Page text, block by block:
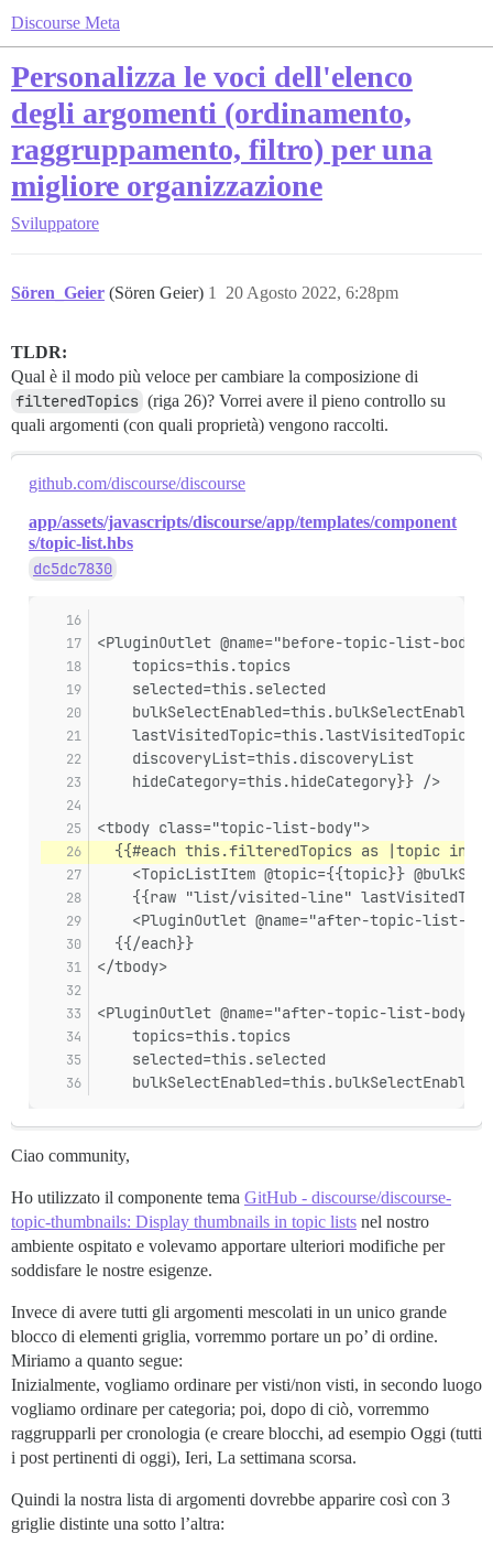
Discourse Meta
Personalizza le voci dell'elenco
degli argomenti (ordinamento,
raggruppamento, filtro) per una
migliore organizzazione
Sviluppatore
Sören_Geier (Sören Geier) 20 Agosto 2022, 6:28pm
1
TLDR:
Qual è il modo più veloce per cambiare la composizione di
filteredTopics (riga 26)? Vorrei avere il pieno controllo su
quali argomenti (con quali proprietà) vengono raccolti.
github.com/discourse/discourse
app/assets/javascripts/discourse/app/templates/component
s/topic-list.hbs
dc5dc7830
<PluginOutlet @name="before-topic-list-body"
    topics=this.topics
    selected=this.selected
    bulkSelectEnabled=this.bulkSelectEnabled
    lastVisitedTopic=this.lastVisitedTopic
    discoveryList=this.discoveryList
    hideCategory=this.hideCategory}} />
<tbody class="topic-list-body">
{{#each this.filteredTopics as |topic
<TopicListItem @topic={{topic}}
{{raw "list/visited-line"
<PluginOutlet @name="after-topic-list-
  {{/each}}
</tbody>
<PluginOutlet @name="after-topic-list-body"
    topics=this.topics
    selected=this.selected
    bulkSelectEnabled=this.bulkSelectEnabled
Ciao community,
Ho utilizzato il componente tema GitHub - discourse/discourse-
topic-thumbnails: Display thumbnails in topic lists nel nostro
ambiente ospitato e volevamo apportare ulteriori modifiche per
soddisfare le nostre esigenze.
Invece di avere tutti gli argomenti mescolati in un unico grande
blocco di elementi griglia, vorremmo portare un po’ di ordine.
Miriamo a quanto segue:
Inizialmente, vogliamo ordinare per visti/non visti, in secondo luogo
vogliamo ordinare per categoria; poi, dopo di ciò, vorremmo
raggrupparli per cronologia (e creare blocchi, ad esempio Oggi (tutti
i post pertinenti di oggi), Ieri, La settimana scorsa.
Quindi la nostra lista di argomenti dovrebbe apparire così con 3
griglie distinte una sotto l’altra: